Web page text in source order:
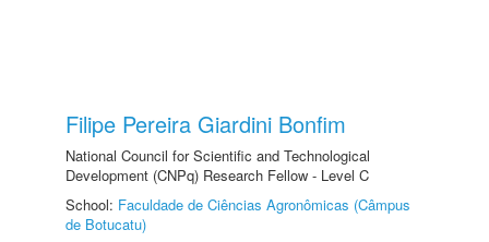
Filipe Pereira Giardini Bonfim
National Council for Scientific and Technological
Development (CNPq) Research Fellow - Level C
School: Faculdade de Ciências Agronômicas (Câmpus
de Botucatu)